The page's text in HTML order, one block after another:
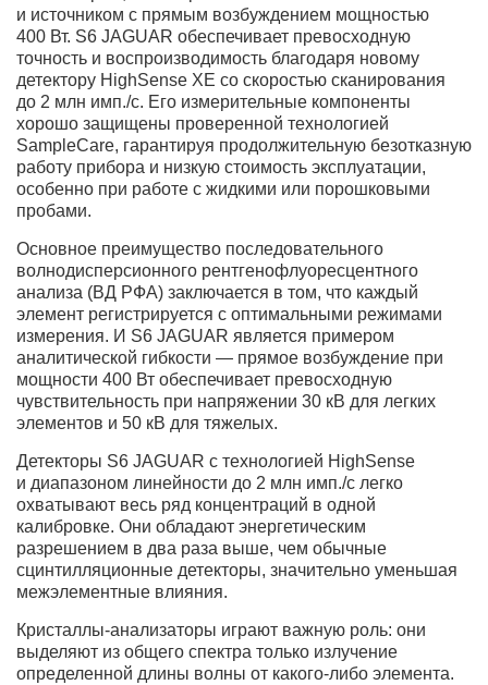
и источником с прямым возбуждением мощностью
400 Вт. S6 JAGUAR обеспечивает превосходную
точность и воспроизводимость благодаря новому
детектору HighSense XE со скоростью сканирования
до 2 млн имп./с. Его измерительные компоненты
хорошо защищены проверенной технологией
SampleCare, гарантируя продолжительную безотказную
работу прибора и низкую стоимость эксплуатации,
особенно при работе с жидкими или порошковыми
пробами.
Основное преимущество последовательного
волнодисперсионного рентгенофлуоресцентного
анализа (ВД РФА) заключается в том, что каждый
элемент регистрируется с оптимальными режимами
измерения. И S6 JAGUAR является примером
аналитической гибкости — прямое возбуждение при
мощности 400 Вт обеспечивает превосходную
чувствительность при напряжении 30 кВ для легких
элементов и 50 кВ для тяжелых.
Детекторы S6 JAGUAR с технологией HighSense
и диапазоном линейности до 2 млн имп./с легко
охватывают весь ряд концентраций в одной
калибровке. Они обладают энергетическим
разрешением в два раза выше, чем обычные
сцинтилляционные детекторы, значительно уменьшая
межэлементные влияния.
Кристаллы-анализаторы играют важную роль: они
выделяют из общего спектра только излучение
определенной длины волны от какого-либо элемента.